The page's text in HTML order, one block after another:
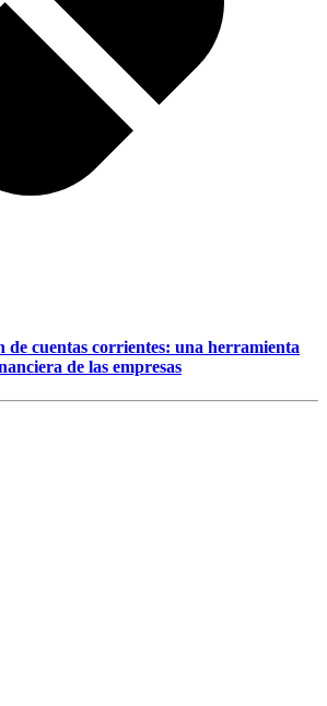
de cuentas corrientes: una herramienta
de las empresas